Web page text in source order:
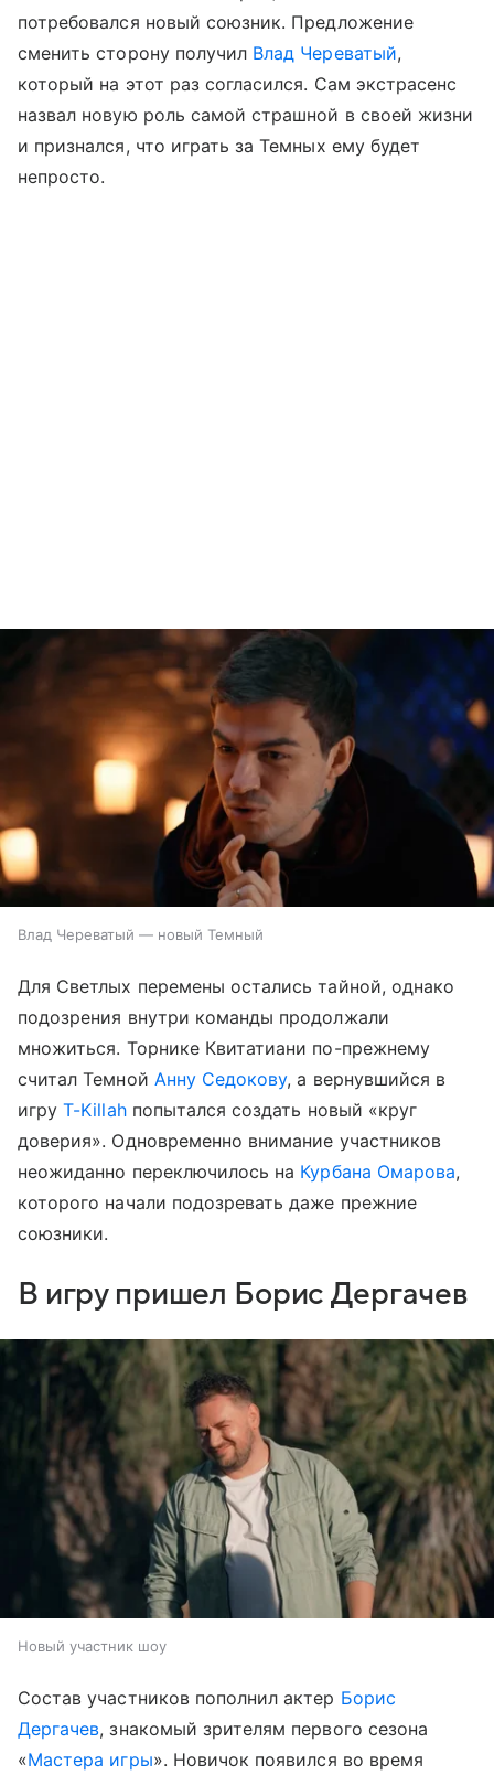
потребовался новый союзник. Предложение
сменить сторону получил Влад Череватый,
который на этот раз согласился. Сам экстрасенс
назвал новую роль самой страшной в своей жизни
и признался, что играть за Темных ему будет
непросто.
Влад Череватый — новый Темный
Для Светлых перемены остались тайной, однако
подозрения внутри команды продолжали
множиться. Торнике Квитатиани по-прежнему
считал Темной Анну Седокову, а вернувшийся в
игруT-Killahпопытался создать новый «круг
доверия». Одновременно внимание участников
неожиданно переключилось на Курбана Омарова,
которого начали подозревать даже прежние
союзники.
В игру пришел Борис Дергачев
Новый участник шоу
Состав участников пополнил актер Борис
Дергачев, знакомый зрителям первого сезона
«Мастера игры». Новичок появился во время